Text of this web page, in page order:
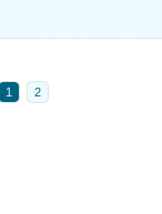
1 2